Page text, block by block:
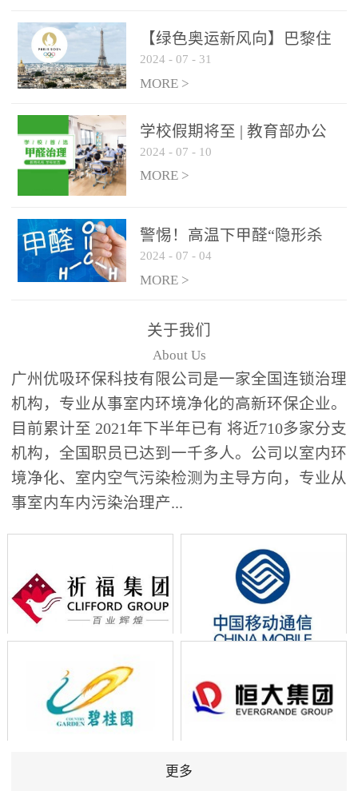
【绿色奥运新风向】巴黎住
宿风波：优吸环保共建健康
绿色家居
2024 - 07 - 31
MORE >
学校假期将至 | 教育部办公
厅关于加强学校新建校舍室
内空气质量管理通知
2024 - 07 - 10
MORE >
警惕！高温下甲醛“隐形杀
手”来袭，你的家安全吗？
2024 - 07 - 04
MORE >
关于我们
About Us
广州优吸环保科技有限公司是一家全国连锁治理
机构，专业从事室内环境净化的高新环保企业。
目前累计至 2021年下半年已有 将近710多家分支
机构，全国职员已达到一千多人。公司以室内环
境净化、室内空气污染检测为主导方向，专业从
事室内车内污染治理产...
更多